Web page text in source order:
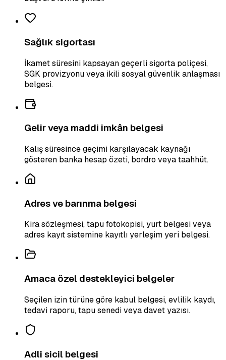
Sağlık sigortası
İkamet süresini kapsayan geçerli sigorta poliçesi,
SGK provizyonu veya ikili sosyal güvenlik anlaşması
belgesi.
Gelir veya maddi imkân belgesi
Kalış süresince geçimi karşılayacak kaynağı
gösteren banka hesap özeti, bordro veya taahhüt.
Adres ve barınma belgesi
Kira sözleşmesi, tapu fotokopisi, yurt belgesi veya
adres kayıt sistemine kayıtlı yerleşim yeri belgesi.
Amaca özel destekleyici belgeler
Seçilen izin türüne göre kabul belgesi, evlilik kaydı,
tedavi raporu, tapu senedi veya davet yazısı.
Adli sicil belgesi